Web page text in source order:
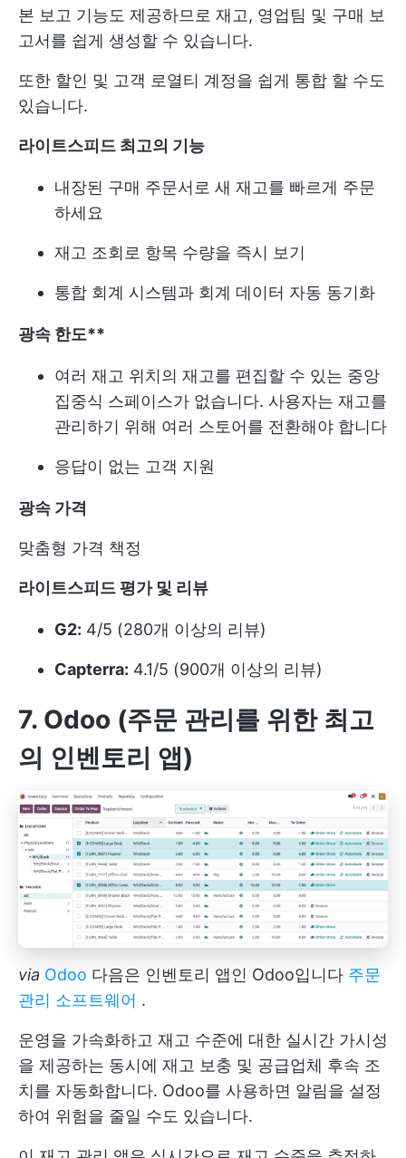
본 보고 기능도 제공하므로 재고, 영업팀 및 구매 보
고서를 쉽게 생성할 수 있습니다.
또한 할인 및 고객 로열티 계정을 쉽게 통합 할 수도
있습니다.
라이트스피드 최고의 기능
내장된 구매 주문서로 새 재고를 빠르게 주문
하세요
재고 조회로 항목 수량을 즉시 보기
통합 회계 시스템과 회계 데이터 자동 동기화
광속 한도**
여러 재고 위치의 재고를 편집할 수 있는 중앙
집중식 스페이스가 없습니다. 사용자는 재고를
관리하기 위해 여러 스토어를 전환해야 합니다
응답이 없는 고객 지원
광속 가격
맞춤형 가격 책정
라이트스피드 평가 및 리뷰
G2: 4/5 (280개 이상의 리뷰)
Capterra: 4.1/5 (900개 이상의 리뷰)
7. Odoo (주문 관리를 위한 최고
의 인벤토리 앱)
via Odoo 다음은 인벤토리 앱인 Odoo입니다 주문
관리 소프트웨어 .
운영을 가속화하고 재고 수준에 대한 실시간 가시성
을 제공하는 동시에 재고 보충 및 공급업체 후속 조
치를 자동화합니다. Odoo를 사용하면 알림을 설정
하여 위험을 줄일 수도 있습니다.